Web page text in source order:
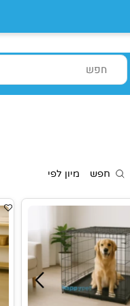
חפש מיון לפי